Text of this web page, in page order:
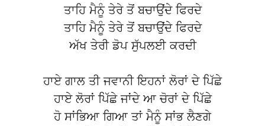
ਤਾਹਿ ਮੈਨੂੰ ਤੇਰੇ ਤੋਂ ਬਚਾਉਂਦੇ ਫਿਰਦੇ
ਤਾਹਿ ਮੈਨੂੰ ਤੇਰੇ ਤੋਂ ਬਚਾਉਂਦੇ ਫਿਰਦੇ
ਅੱਖ ਤੇਰੀ ਡੋਪ ਸੁੱਪਲਈ ਕਰਦੀ
ਹਾਏ ਗਾਲ ਤੀ ਜਵਾਨੀ ਇਹਨਾਂ ਲੋਰਾਂ ਦੇ ਪਿੱਛੇ
ਹਾਏ ਲੋਰਾਂ ਪਿੱਛੇ ਜਾਂਦੇ ਆ ਚੋਰਾਂ ਦੇ ਪਿੱਛੇ
ਹੋ ਸਾਂਭਿਆ ਗਿਆ ਤਾਂ ਮੈਨੂੰ ਸਾਂਭ ਲੈਣਗੇ